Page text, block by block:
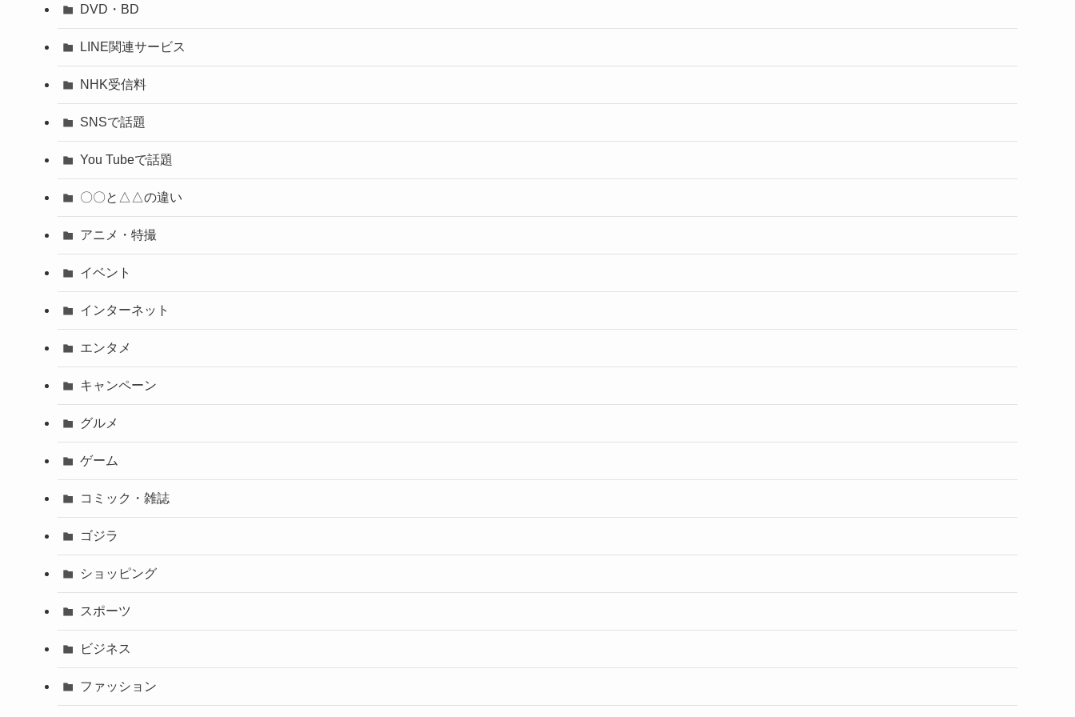
DVD・BD
LINE関連サービス
NHK受信料
SNSで話題
You Tubeで話題
〇〇と△△の違い
アニメ・特撮
イベント
インターネット
エンタメ
キャンペーン
グルメ
ゲーム
コミック・雑誌
ゴジラ
ショッピング
スポーツ
ビジネス
ファッション